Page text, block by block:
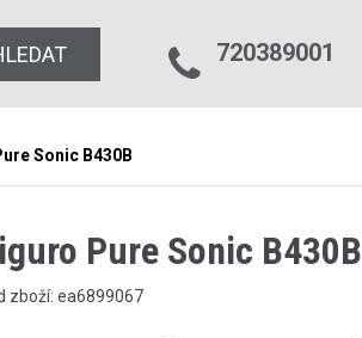
720389001
Sonic B430B
Pure Sonic B430B
zboží: ea6899067